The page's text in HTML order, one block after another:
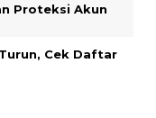
Proteksi Akun
Cek Daftar